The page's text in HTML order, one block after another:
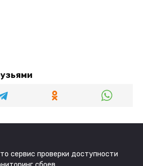
сервис проверки доступности